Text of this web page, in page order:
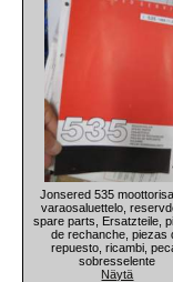
Jonsered 535
varaosaluettelo,
spare parts, Ersatzteile,
de rechanche, piezas
repuesto, ricambi,
sobresselente
Näytä